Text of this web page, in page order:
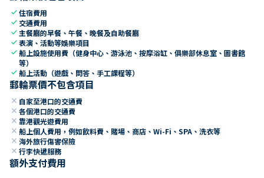
check住宿費用
check 交通費用
check 主餐廳的早餐、午餐、晚餐及自助餐廳
check表演、活動等娛樂項目
check船上設施使用費（健身中心、游泳池、按摩浴缸、俱樂部休息室、圖書館
等）
check船上活動（遊戲、問答、手工課程等）
郵輪票價不包含項目
close 自家至港口的交通費
close 各個港口的交通費
close 靠港觀光遊費用
close 船上個人費用，例如飲料費、賭場、商店、Wi-Fi、SPA、洗衣等
close 海外旅行傷害保險
close 行李快遞服務
額外支付費用